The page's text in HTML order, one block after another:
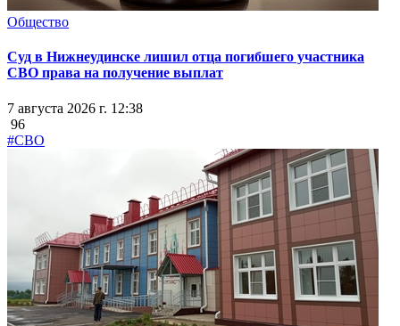
Общество
Суд в Нижнеудинске лишил отца погибшего участника
СВО права на получение выплат
7 августа 2026 г. 12:38
96
#СВО